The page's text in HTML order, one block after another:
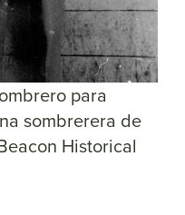
para
sombrerera de
Historical